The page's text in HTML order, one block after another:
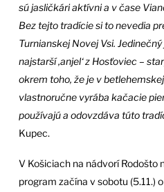
sú jasličkári aktívni a v čase
Bez tejto tradície si to nevedia
Turnianskej Novej Vsi. Jedinečný
najstarší ‚anjel‘ z Hosťoviec –
okrem toho, že je v
vlastnoručne vyrába kačacie
používajú a odovzdáva túto
Kupec.
V Košiciach na nádvorí Rodošto
program začína v sobotu (5.11.)